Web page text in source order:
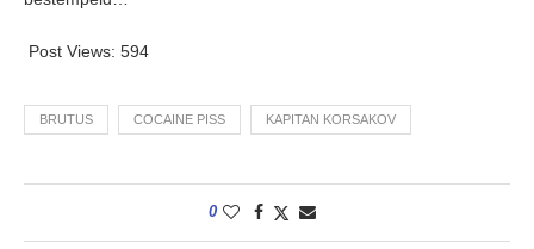
Post Views: 594
BRUTUS COCAINE PISS KAPITAN KORSAKOV
0